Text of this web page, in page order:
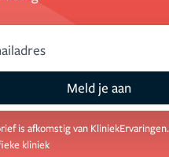
Meld je aan
is afkomstig van
kliniek